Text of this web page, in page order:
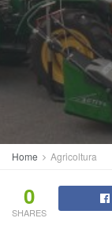
Home Agricoltura
0
SHARES